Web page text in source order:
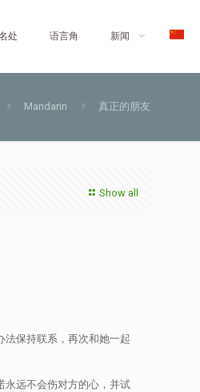
处 语言角 新闻
Mandarin 真正的朋友
Show all
法保持联系，再次和她一起
永远不会伤对方的心，并试